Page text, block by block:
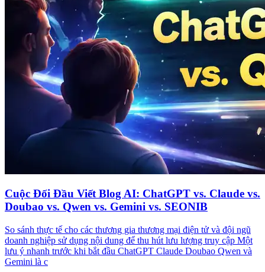
Cuộc Đối Đầu Viết Blog AI: ChatGPT vs. Claude vs.
Doubao vs. Qwen vs. Gemini vs. SEONIB
So sánh thực tế cho các thương gia thương mại điện tử và đội ngũ
doanh nghiệp sử dụng nội dung để thu hút lưu lượng truy cập Một
lưu ý nhanh trước khi bắt đầu ChatGPT Claude Doubao Qwen và
Gemini là c